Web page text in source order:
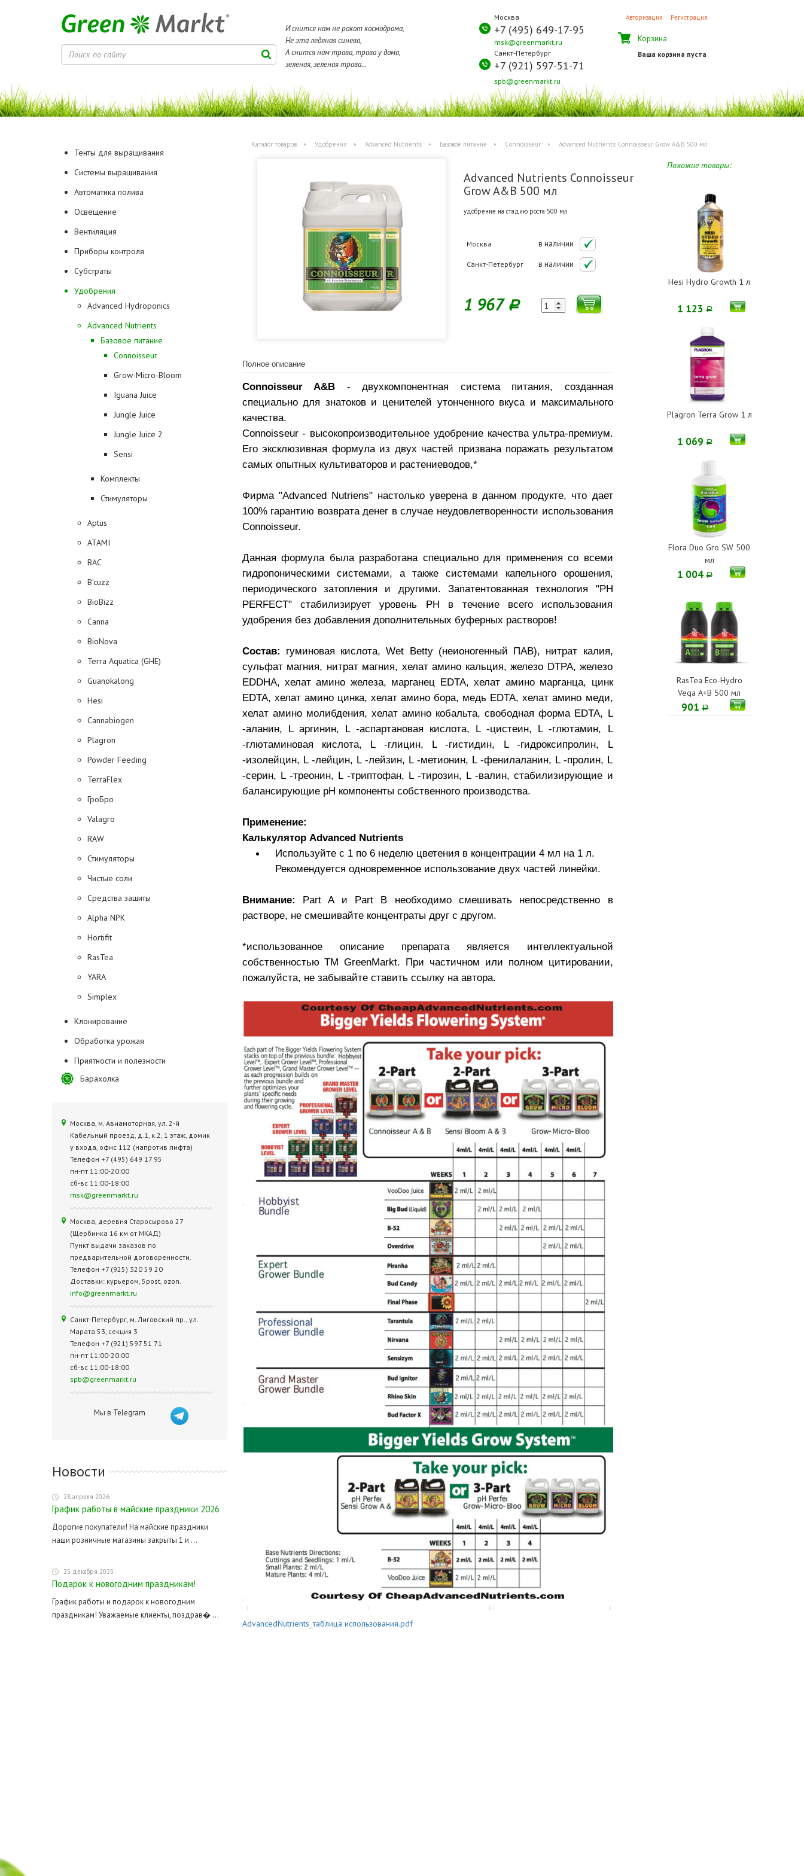
И снится нам не рокот космодрома,
Не эта ледяная синева,
А снится нам трава, трава у дома,
зеленая, зеленая трава...
Москва
+7 (495) 649-17-95
msk@greenmarkt.ru
Санкт-Петербург
+7 (921) 597-51-71
spb@greenmarkt.ru
Авторизация Регистрация
Корзина
Ваша корзина пуста
Тенты для выращивания
Системы выращивания
Автоматика полива
Освещение
Вентиляция
Приборы контроля
Субстраты
Удобрения
Advanced Hydroponics
Advanced Nutrients
Базовое питание
Connoisseur
Grow-Micro-Bloom
Iguana Juice
Jungle Juice
Jungle Juice 2
Sensi
Комплекты
Стимуляторы
Aptus
ATAMI
BAC
B'cuzz
BioBizz
Canna
BioNova
Terra Aquatica (GHE)
Guanokalong
Hesi
Cannabiogen
Plagron
Powder Feeding
TerraFlex
ГроБро
Valagro
RAW
Стимуляторы
Чистые соли
Средства защиты
Alpha NPK
Hortifit
RasTea
YARA
Simplex
Клонирование
Обработка урожая
Приятности и полезности
Барахолка
Москва, м. Авиамоторная, ул. 2‑й
Кабельный проезд, д.1, к.2, 1 этаж, домик
у входа, офис 112 (напротив лифта)
Телефон +7 (495) 649 17 95
пн-пт 11:00-20:00
сб-вс 11:00-18:00
msk@greenmarkt.ru
Москва, деревня Старосырово 27
(Щербинка 16 км от МКАД)
Пункт выдачи заказов по
предварительной договоренности.
Телефон +7 (925) 320 59 20
Доставки: курьером, 5post, ozon.
info@greenmarkt.ru
Санкт-Петербург, м. Лиговский пр., ул.
Марата 53, секция 3
Телефон +7 (921) 597 51 71
пн-пт 11:00-20:00
сб-вс 11:00-18:00
spb@greenmarkt.ru
Мы в Telegram
Новости
28 апреля 2026
График работы в майские праздники 2026
Дорогие покупатели! На майские праздники
наши розничные магазины закрыты 1 и ...
25 декабря 2025
Подарок к новогодним праздникам!
График работы и подарок к новогодним
праздникам! Уважаемые клиенты, поздрав� ...
Каталог товаров Удобрения Advanced Nutrients Базовое питание Connoisseur Advanced Nutrients Connoisseur Grow A&B 500 мл
Advanced Nutrients Connoisseur
Grow A&B 500 мл
удобрение на стадию роста 500 мл
Москва в наличии
Санкт-Петербург в наличии
1 967 Р
Похожие товары:
Hesi Hydro Growth 1 л
1 123Р
Plagron Terra Grow 1 л
1 069Р
Flora Duo Gro SW 500
мл
1 004Р
RasTea Eco-Hydro
Vega A+B 500 мл
901Р
Полное описание
Connoisseur A&B - двухкомпонентная система питания, созданная
специально для знатоков и ценителей утонченного вкуса и максимального
качества.
Connoisseur - высокопроизводительное удобрение качества ультра-премиум.
Его эксклюзивная формула из двух частей призвана поражать результатом
самых опытных культиваторов и растениеводов,*
Фирма "Advanced Nutriens" настолько уверена в данном продукте, что дает
100% гарантию возврата денег в случае неудовлетворенности использования
Connoisseur.
Данная формула была разработана специально для применения со всеми
гидропоническими системами, а также системами капельного орошения,
периодического затопления и другими. Запатентованная технология "РН
PERFECT" стабилизирует уровень РН в течение всего использования
удобрения без добавления дополнительных буферных растворов!
Состав: гуминовая кислота, Wet Betty (неионогенный ПАВ), нитрат калия,
сульфат магния, нитрат магния, хелат амино кальция, железо DTPA, железо
EDDHA, хелат амино железа, марганец EDTA, хелат амино марганца, цинк
EDTA, хелат амино цинка, хелат амино бора, медь EDTA, хелат амино меди,
хелат амино молибдения, хелат амино кобальта, свободная форма EDTA, L
-аланин, L аргинин, L -аспартановая кислота, L -цистеин, L -глютамин, L
-глютаминовая кислота, L -глицин, L -гистидин, L -гидроксипролин, L
-изолейцин, L -лейцин, L -лейзин, L -метионин, L -фенилаланин, L -пролин, L
-серин, L -треонин, L -триптофан, L -тирозин, L -валин, стабилизирующие и
балансирующие pH компоненты собственного производства.
Применение:
Калькулятор Advanced Nutrients
Используйте с 1 по 6 неделю цветения в концентрации 4 мл на 1 л.
Рекомендуется одновременное использование двух частей линейки.
Внимание: Part A и Part B необходимо смешивать непосредственно в
растворе, не смешивайте концентраты друг с другом.
*использованное описание препарата является интеллектуальной
собственностью TM GreenMarkt. При частичном или полном цитировании,
пожалуйста, не забывайте ставить ссылку на автора.
AdvancedNutrients_таблица использования.pdf